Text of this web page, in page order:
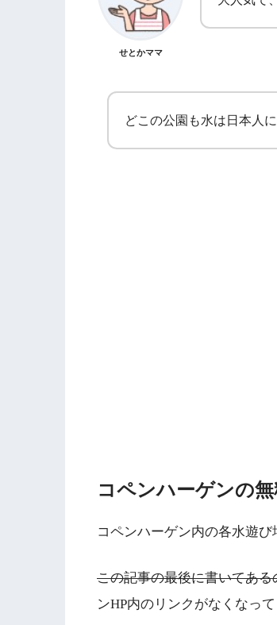
せとかママ
どこの公園も水は日本人
コペンハーゲンの
コペンハーゲン内の各水遊
この記事の最後に書いてあ
ンHP内のリンクがなくなっ